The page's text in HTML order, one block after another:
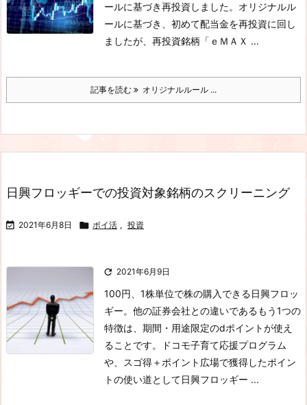
ールに基づき再投資しました。オリジナルル
ールに基づき、初めて配当金を再投資に回し
ましたが、再投資銘柄「ｅＭＡＸ ...
記事を読む オリジナルルール ...
日興フロッギーでの投資対象銘柄のスクリーニング
 2021年6月8日  ポイ活 , 投資
 2021年6月9日
100円、1株単位で株の購入できる日興フロッ
ギー。他の証券会社との違いであるもう1つの
特徴は、期間・用途限定のdポイントが使え
ることです。ドコモ子育て応援プログラム
や、スゴ得＋ポイント広場で獲得したポイン
トの使い道として日興フロッギー ...